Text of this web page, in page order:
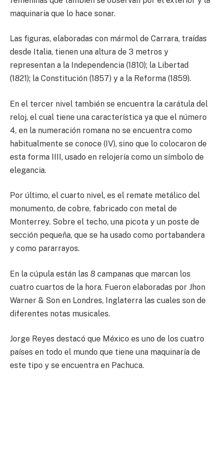
maquinaria que lo hace sonar.
Las figuras, elaboradas con mármol de Carrara, traídas
desde Italia, tienen una altura de 3 metros y
representan a la Independencia (1810); la Libertad
(1821); la Constitución (1857) y a la Reforma (1859).
En el tercer nivel también se encuentra la carátula del
reloj, el cual tiene una característica ya que el número
4, en la numeración romana no se encuentra como
habitualmente se conoce (IV), sino que lo colocaron de
esta forma IIII, usado en relojería como un símbolo de
elegancia.
Por último, el cuarto nivel, es el remate metálico del
monumento, de cobre, fabricado con metal de
Monterrey. Sobre el techo, una picota y un poste de
sección pequeña, que se ha usado como portabandera
y como pararrayos.
En la cúpula están las 8 campanas que marcan los
cuatro cuartos de la hora. Fueron elaboradas por Jhon
Warner & Son en Londres, Inglaterra las cuales son de
diferentes notas musicales.
Jorge Reyes destacó que México es uno de los cuatro
países en todo el mundo que tiene una maquinaría de
este tipo y se encuentra en Pachuca.